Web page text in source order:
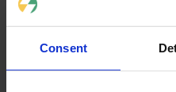
Consent
Projets